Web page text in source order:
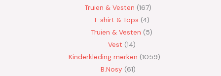
Truien & Vesten 167
T-shirt & Tops 4
Truien & Vesten 5
Vest 14
Kinderkleding merken 1059
B.Nosy 61